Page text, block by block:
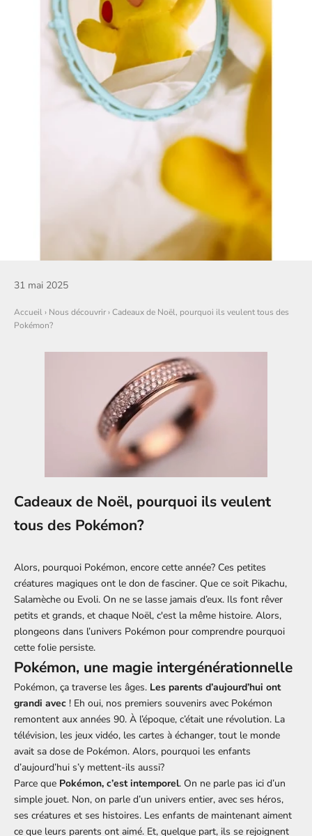
31 mai 2025
Accueil› Nous découvrir›Cadeaux de Noël, pourquoi ils veulent tous des
Pokémon?
Cadeaux de Noël, pourquoi ils veulent
tous des Pokémon?
Alors, pourquoi Pokémon, encore cette année? Ces petites
créatures magiques ont le don de fasciner. Que ce soit Pikachu,
Salamèche ou Evoli. On ne se lasse jamais d’eux. Ils font rêver
petits et grands, et chaque Noël, c'est la même histoire. Alors,
plongeons dans l’univers Pokémon pour comprendre pourquoi
cette folie persiste.
Pokémon, une magie intergénérationnelle
Pokémon, ça traverse les âges. Les parents d’aujourd’hui ont
grandi avec ! Eh oui, nos premiers souvenirs avec Pokémon
remontent aux années 90. À l’époque, c’était une révolution. La
télévision, les jeux vidéo, les cartes à échanger, tout le monde
avait sa dose de Pokémon. Alors, pourquoi les enfants
d’aujourd’hui s’y mettent-ils aussi?
Parce que Pokémon, c’est intemporel. On ne parle pas ici d’un
simple jouet. Non, on parle d’un univers entier, avec ses héros,
ses créatures et ses histoires. Les enfants de maintenant aiment
ce que leurs parents ont aimé. Et, quelque part, ils se rejoignent